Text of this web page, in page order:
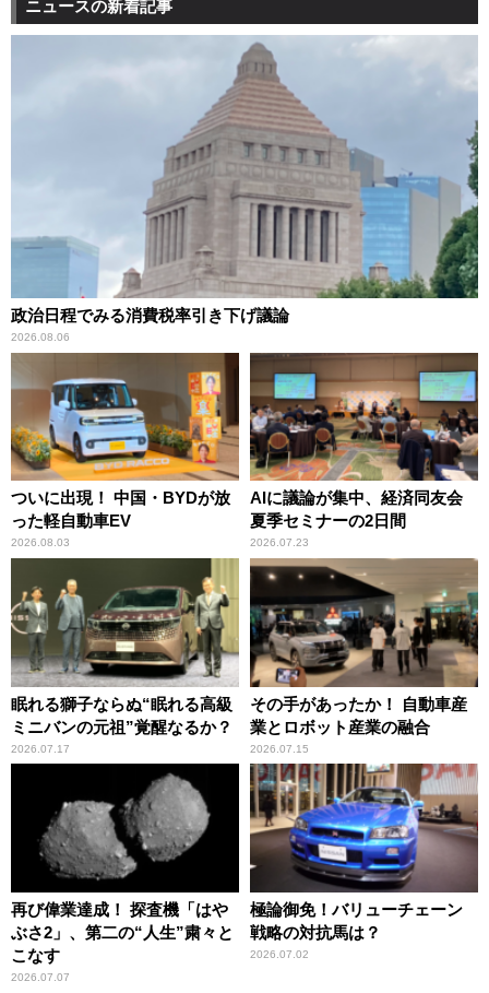
ニュースの新着記事
政治日程でみる消費税率引き下げ議論
2026.08.06
ついに出現！ 中国・BYDが放
った軽自動車EV
2026.08.03
AIに議論が集中、経済同友会
夏季セミナーの2日間
2026.07.23
眠れる獅子ならぬ“眠れる高級
ミニバンの元祖”覚醒なるか？
2026.07.17
その手があったか！ 自動車産
業とロボット産業の融合
2026.07.15
再び偉業達成！ 探査機「はや
ぶさ2」、第二の“人生”粛々と
こなす
2026.07.07
極論御免！バリューチェーン
戦略の対抗馬は？
2026.07.02